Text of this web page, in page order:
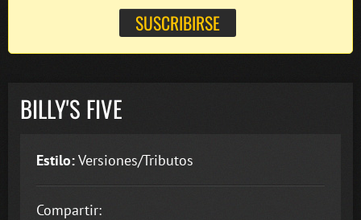
BILLY'S FIVE
Estilo:Versiones/Tributos
Compartir: